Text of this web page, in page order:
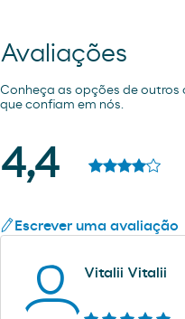
Avaliações
Conheça as opções de outros
que confiam em nós.
4,4
Escrever uma avaliação
Vitalii Vitalii